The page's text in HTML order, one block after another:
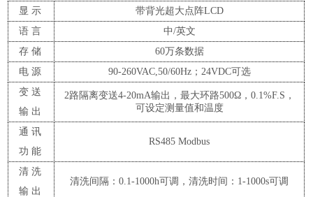
显示
带背光超大点阵LCD
语言
中/英文
存储
60万条数据
电源
90-260VAC,50/60Hz；24VDC可选
变送
输出
2路隔离变送4-20mA输出，最大环路500Ω，0.1%F.S，
可设定测量值和温度
通讯
功能
RS485 Modbus
清洗
输出
清洗间隔：0.1-1000h可调，清洗时间：1-1000s可调